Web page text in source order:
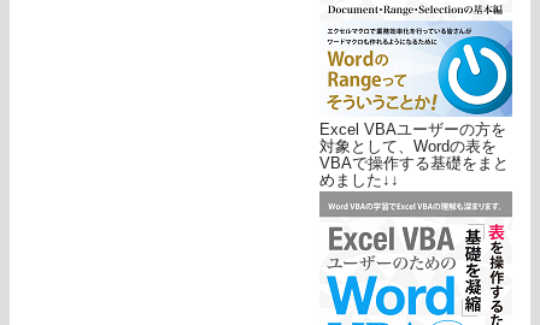
Excel VBAユーザーの方を
対象として、Wordの表を
VBAで操作する基礎をまと
めました↓↓